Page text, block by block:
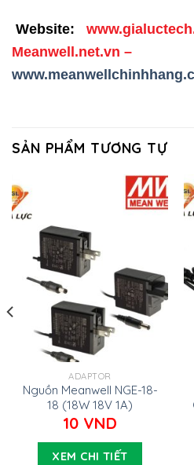
Website:
Meanwell.net.vn –
SẢN PHẨM TƯƠNG TỰ
ADAPTOR
Nguồn Meanwell NGE-18-
18 (18W 18V 1A)
10 VND
XEM CHI TIẾT